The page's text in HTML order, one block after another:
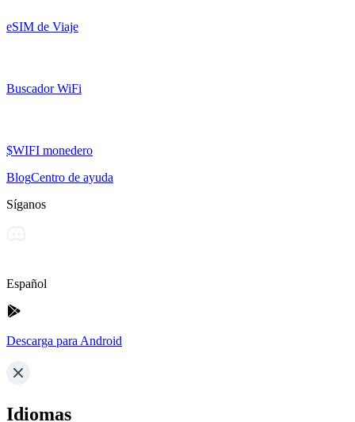
eSIM de Viaje
Buscador WiFi
$WIFI monedero
BlogCentro de ayuda
Síganos
Español
Descarga para Android
Idiomas